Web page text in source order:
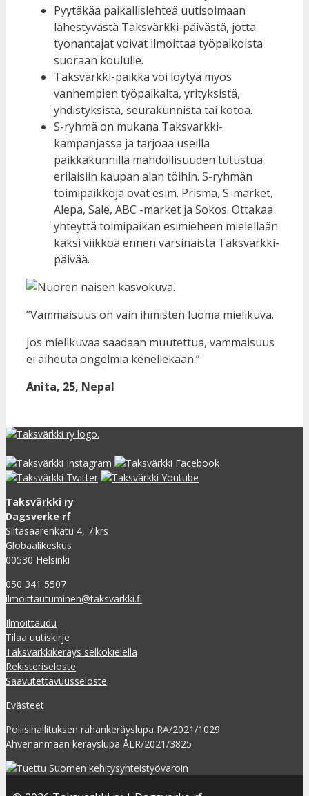
Pyytäkää paikallislehteä uutisoimaan
lähestyvästä Taksvärkki-päivästä, jotta
työnantajat voivat ilmoittaa työpaikoista
suoraan koululle.
Taksvärkki-paikka voi löytyä myös
vanhempien työpaikalta, yrityksistä,
yhdistyksistä, seurakunnista tai kotoa.
S-ryhmä on mukana Taksvärkki-
kampanjassa ja tarjoaa useilla
paikkakunnilla mahdollisuuden tutustua
erilaisiin kaupan alan töihin. S-ryhmän
toimipaikkoja ovat esim. Prisma, S-market,
Alepa, Sale, ABC -market ja Sokos. Ottakaa
yhteyttä toimipaikan esimieheen mielellään
kaksi viikkoa ennen varsinaista Taksvärkki-
päivää.
”Vammaisuus on vain ihmisten luoma mielikuva.
Jos mielikuvaa saadaan muutettua, vammaisuus
ei aiheuta ongelmia kenellekään.”
Anita, 25, Nepal
Taksvärkki ry
Dagsverke rf
Siltasaarenkatu 4, 7.krs
Globaalikeskus
00530 Helsinki
050 341 5507
ilmoittautuminen@taksvarkki.fi
Ilmoittaudu
Tilaa uutiskirje
Taksvärkkikeräys selkokielellä
Rekisteriseloste
Saavutettavuusseloste
Evästeet
Poliisihallituksen rahankeräyslupa RA/2021/1029
Ahvenanmaan keräyslupa ÅLR/2021/3825